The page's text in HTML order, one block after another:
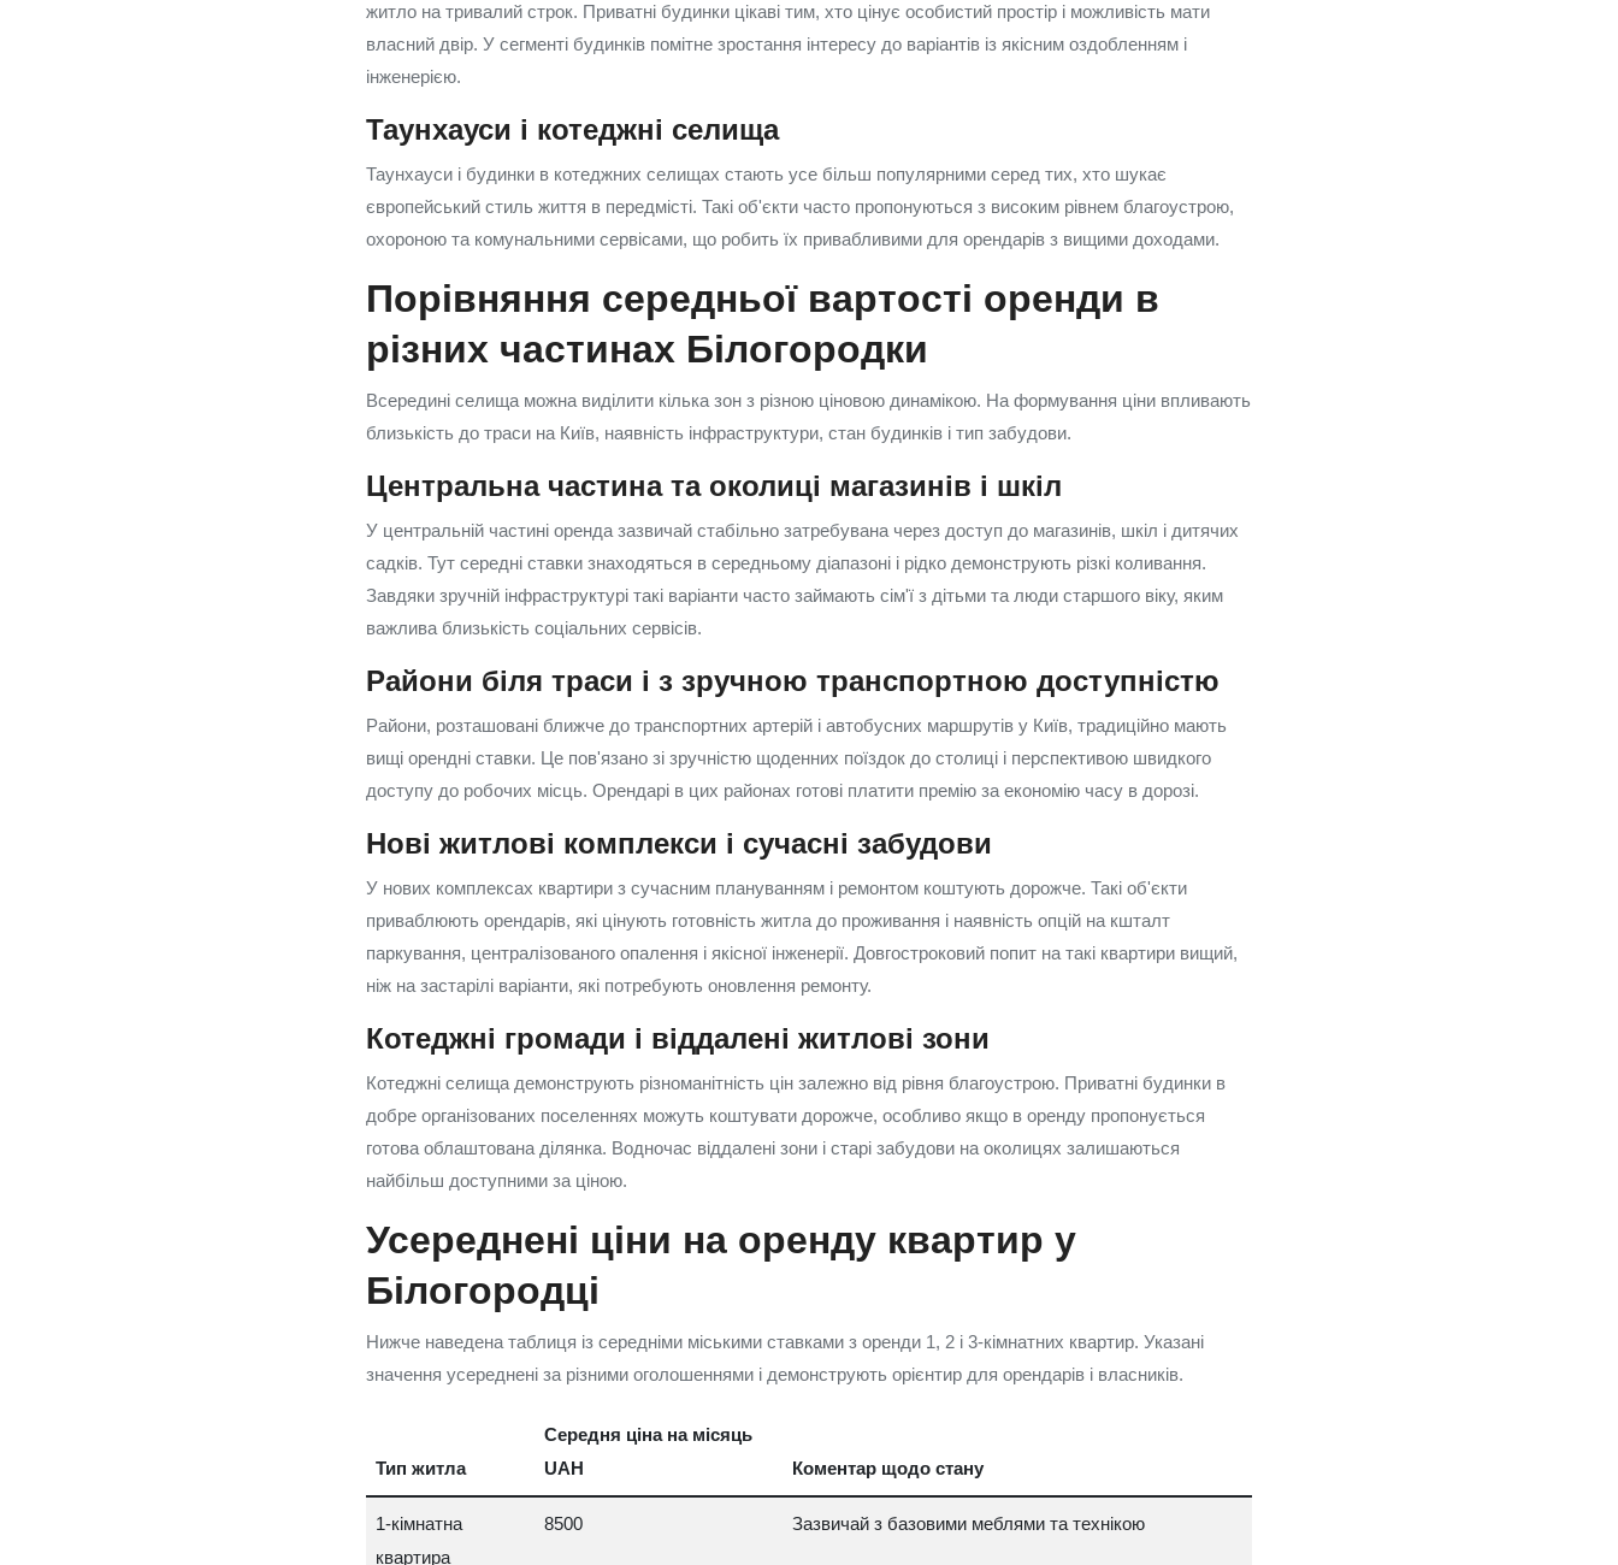
житло на тривалий строк. Приватні будинки цікаві тим, хто цінує особистий простір і можливість мати
власний двір. У сегменті будинків помітне зростання інтересу до варіантів із якісним оздобленням і
інженерією.
Таунхауси і котеджні селища
Таунхауси і будинки в котеджних селищах стають усе більш популярними серед тих, хто шукає
європейський стиль життя в передмісті. Такі об'єкти часто пропонуються з високим рівнем благоустрою,
охороною та комунальними сервісами, що робить їх привабливими для орендарів з вищими доходами.
Порівняння середньої вартості оренди в
різних частинах Білогородки
Всередині селища можна виділити кілька зон з різною ціновою динамікою. На формування ціни впливають
близькість до траси на Київ, наявність інфраструктури, стан будинків і тип забудови.
Центральна частина та околиці магазинів і шкіл
У центральній частині оренда зазвичай стабільно затребувана через доступ до магазинів, шкіл і дитячих
садків. Тут середні ставки знаходяться в середньому діапазоні і рідко демонструють різкі коливання.
Завдяки зручній інфраструктурі такі варіанти часто займають сім'ї з дітьми та люди старшого віку, яким
важлива близькість соціальних сервісів.
Райони біля траси і з зручною транспортною доступністю
Райони, розташовані ближче до транспортних артерій і автобусних маршрутів у Київ, традиційно мають
вищі орендні ставки. Це пов'язано зі зручністю щоденних поїздок до столиці і перспективою швидкого
доступу до робочих місць. Орендарі в цих районах готові платити премію за економію часу в дорозі.
Нові житлові комплекси і сучасні забудови
У нових комплексах квартири з сучасним плануванням і ремонтом коштують дорожче. Такі об'єкти
приваблюють орендарів, які цінують готовність житла до проживання і наявність опцій на кшталт
паркування, централізованого опалення і якісної інженерії. Довгостроковий попит на такі квартири вищий,
ніж на застарілі варіанти, які потребують оновлення ремонту.
Котеджні громади і віддалені житлові зони
Котеджні селища демонструють різноманітність цін залежно від рівня благоустрою. Приватні будинки в
добре організованих поселеннях можуть коштувати дорожче, особливо якщо в оренду пропонується
готова облаштована ділянка. Водночас віддалені зони і старі забудови на околицях залишаються
найбільш доступними за ціною.
Усереднені ціни на оренду квартир у
Білогородці
Нижче наведена таблиця із середніми міськими ставками з оренди 1, 2 і 3-кімнатних квартир. Указані
значення усереднені за різними оголошеннями і демонструють орієнтир для орендарів і власників.
Тип житла
Середня ціна на місяць
UAH
Коментар щодо стану
1-кімнатна
квартира
8500 Зазвичай з базовими меблями та технікою